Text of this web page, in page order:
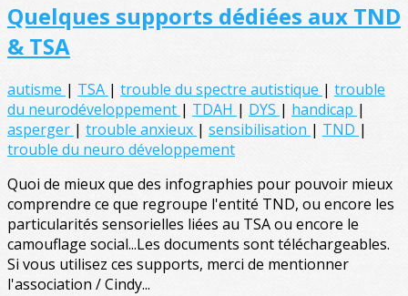
Quelques supports dédiées aux TND
& TSA
autisme | TSA | trouble du spectre autistique | trouble
du neurodéveloppement | TDAH | DYS | handicap |
asperger | trouble anxieux | sensibilisation | TND |
trouble du neuro développement
Quoi de mieux que des infographies pour pouvoir mieux
comprendre ce que regroupe l'entité TND, ou encore les
particularités sensorielles liées au TSA ou encore le
camouflage social...Les documents sont téléchargeables.
Si vous utilisez ces supports, merci de mentionner
l'association / Cindy...